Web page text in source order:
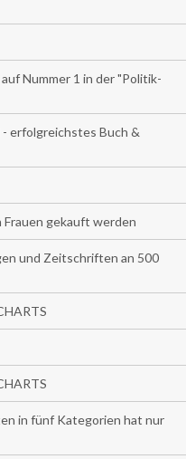
Nummer 1 in der "Politik-
erfolgreichstes Buch &
Frauen gekauft werden
und Zeitschriften an 500
in fünf Kategorien hat nur